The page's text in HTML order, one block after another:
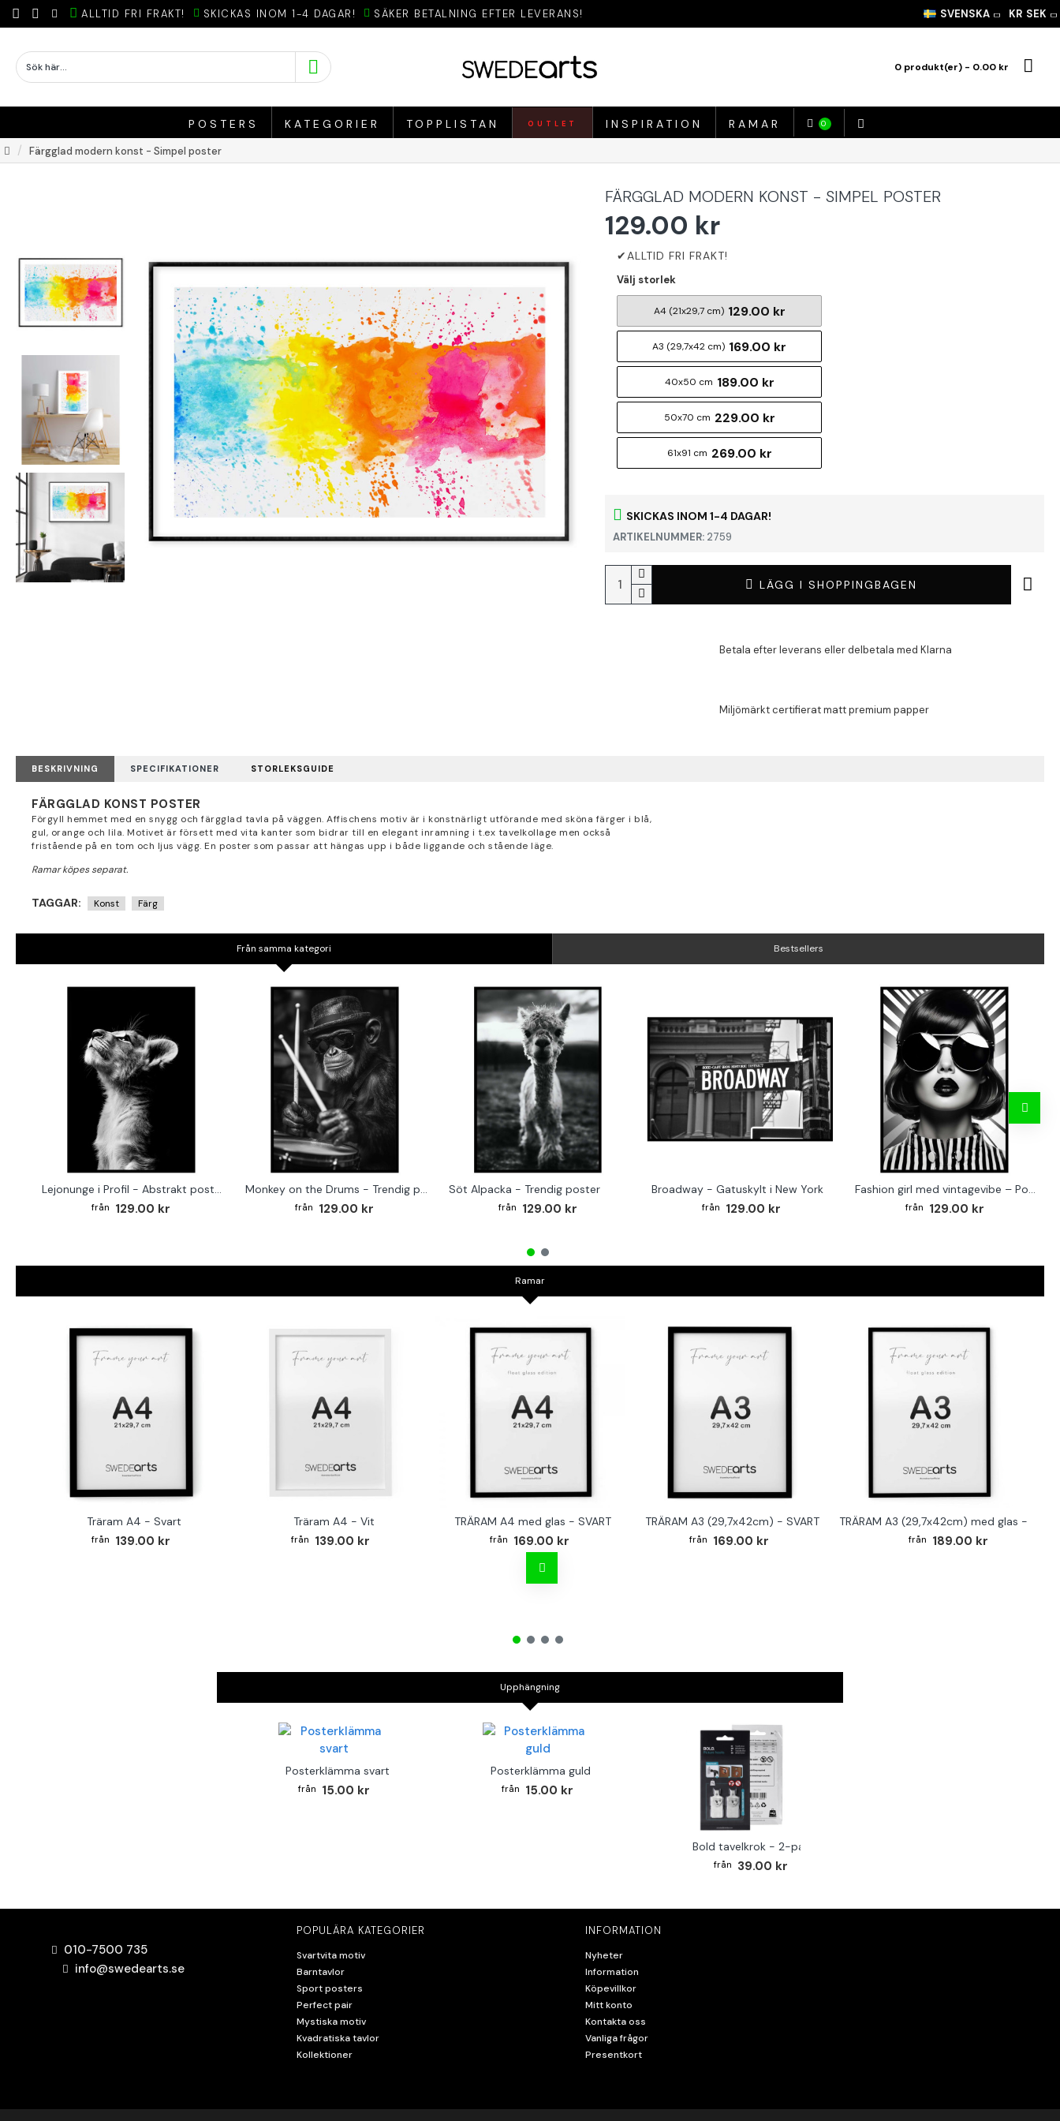
ALLTID FRI FRAKT! SKICKAS INOM 1-4 DAGAR! SÄKER BETALNING EFTER LEVERANS! SVENSKA KR SEK
0 produkt(er) - 0.00 kr
POSTERS KATEGORIER TOPPLISTAN OUTLET INSPIRATION RAMAR 0
Färgglad modern konst - Simpel poster
FÄRGGLAD MODERN KONST - SIMPEL POSTER
SKICKAS INOM 1-4 DAGAR!
ARTIKELNUMMER: 2759
129.00 kr
Välj storlek
A4 (21x29,7 cm) 129.00 kr
A3 (29,7x42 cm) 169.00 kr
40x50 cm 189.00 kr
50x70 cm 229.00 kr
61x91 cm 269.00 kr
LÄGG I SHOPPINGBAGEN
BESKRIVNING SPECIFIKATIONER STORLEKSGUIDE
FÄRGGLAD KONST POSTER
Förgyll hemmet med en snygg och färgglad tavla på väggen. Affischens motiv är i konstnärligt utförande med sköna färger i blå,
gul, orange och lila. Motivet är försett med vita kanter som bidrar till en elegant inramning i t.ex tavelkollage men också
fristående på en tom och ljus vägg. En poster som passar att hängas upp i både liggande och stående läge.
TAGGAR: Konst Färg
Från samma kategori Bestsellers
Lejonunge i Profil - Abstrakt poster i svartvitt
129.00 kr
Monkey on the Drums - Trendig poster
129.00 kr
Söt Alpacka - Trendig poster
129.00 kr
Broadway - Gatuskylt i New York
129.00 kr
Fashion girl med vintagevibe – Poster för stilmedvetna hem
129.00 kr
Ramar
Träram A4 - Svart
139.00 kr
Träram A4 - Vit
139.00 kr
TRÄRAM A4 med glas - SVART
169.00 kr
TRÄRAM A3 (29,7x42cm) - SVART
169.00 kr
TRÄRAM A3 (29,7x42cm) med glas -
189.00 kr
Upphängning
Posterklämma svart
15.00 kr
Posterklämma guld
15.00 kr
Bold tavelkrok - 2-pack
39.00 kr
010-7500 735
info@swedearts.se
POPULÄRA KATEGORIER
Svartvita motiv
Barntavlor
Sport posters
Perfect pair
Mystiska motiv
Kvadratiska tavlor
Kollektioner
INFORMATION
Nyheter
Information
Köpevillkor
Mitt konto
Kontakta oss
Vanliga frågor
Presentkort